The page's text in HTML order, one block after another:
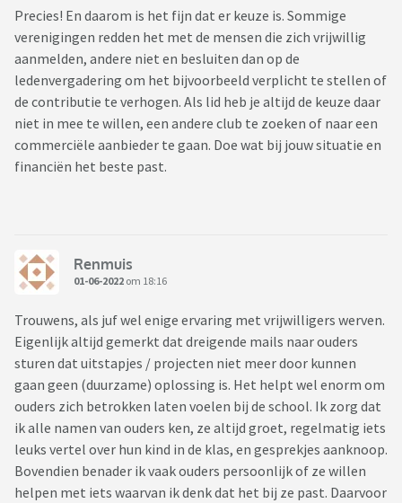
Precies! En daarom is het fijn dat er keuze is. Sommige
verenigingen redden het met de mensen die zich vrijwillig
aanmelden, andere niet en besluiten dan op de
ledenvergadering om het bijvoorbeeld verplicht te stellen of
de contributie te verhogen. Als lid heb je altijd de keuze daar
niet in mee te willen, een andere club te zoeken of naar een
commerciële aanbieder te gaan. Doe wat bij jouw situatie en
financiën het beste past.
Renmuis
01-06-2022 om 18:16
Trouwens, als juf wel enige ervaring met vrijwilligers werven.
Eigenlijk altijd gemerkt dat dreigende mails naar ouders
sturen dat uitstapjes / projecten niet meer door kunnen
gaan geen (duurzame) oplossing is. Het helpt wel enorm om
ouders zich betrokken laten voelen bij de school. Ik zorg dat
ik alle namen van ouders ken, ze altijd groet, regelmatig iets
leuks vertel over hun kind in de klas, en gesprekjes aanknoop.
Bovendien benader ik vaak ouders persoonlijk of ze willen
helpen met iets waarvan ik denk dat het bij ze past. Daarvoor